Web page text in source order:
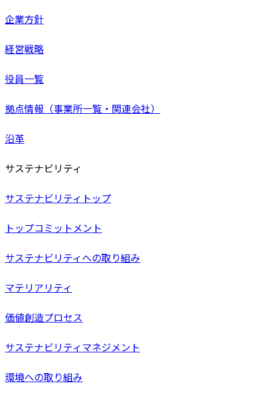
企業方針
経営戦略
役員一覧
拠点情報（事業所一覧・関連会社）
沿革
サステナビリティ
サステナビリティトップ
トップコミットメント
サステナビリティへの取り組み
マテリアリティ
価値創造プロセス
サステナビリティマネジメント
環境への取り組み